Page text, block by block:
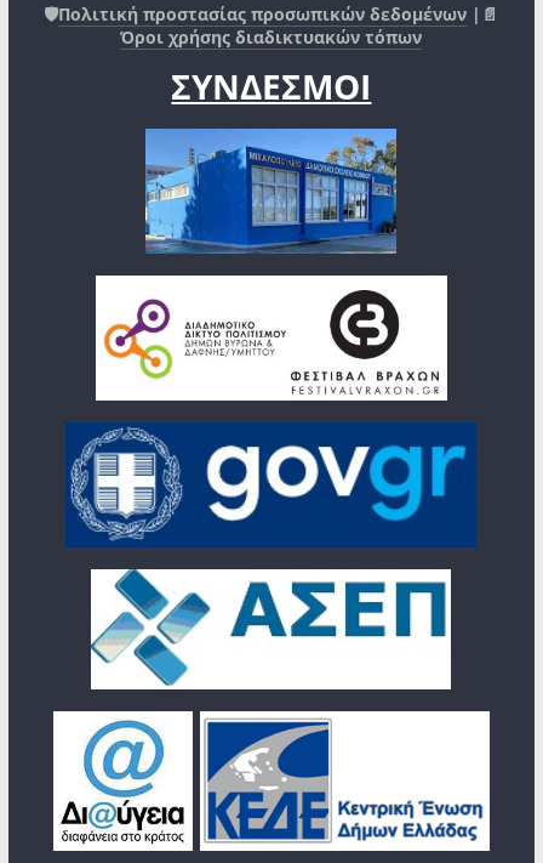
🛡️Πολιτική προστασίας προσωπικών δεδομένων |📄
Όροι χρήσης διαδικτυακών τόπων
ΣΥΝΔΕΣΜΟΙ